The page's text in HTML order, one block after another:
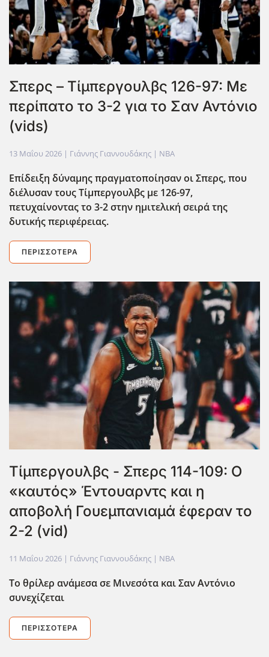
Σπερς – Τίμπεργουλβς 126-97: Με
περίπατο το 3-2 για το Σαν Αντόνιο
(vids)
13 Μαΐου 2026 | Γιάννης Γιαννουδάκης | NBA
Επίδειξη δύναμης πραγματοποίησαν οι Σπερς, που
διέλυσαν τους Τίμπεργουλβς με 126-97,
πετυχαίνοντας το 3-2 στην ημιτελική σειρά της
δυτικής περιφέρειας.
ΠΕΡΙΣΣΌΤΕΡΑ
Τίμπεργουλβς - Σπερς 114-109: Ο
«καυτός» Έντουαρντς και η
αποβολή Γουεμπανιαμά έφεραν το
2-2 (vid)
11 Μαΐου 2026 | Γιάννης Γιαννουδάκης | NBA
Το θρίλερ ανάμεσα σε Μινεσότα και Σαν Αντόνιο
συνεχίζεται
ΠΕΡΙΣΣΌΤΕΡΑ